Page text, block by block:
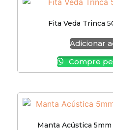
Fita Veda Trinca
Adicionar
Compre
Manta Acústica 5mm